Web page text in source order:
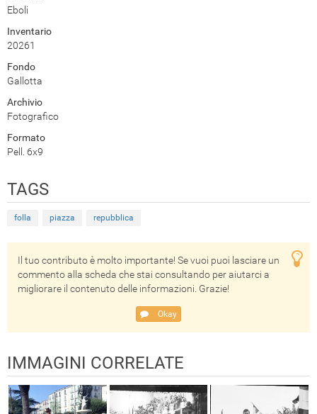
Eboli
Inventario
20261
Fondo
Gallotta
Archivio
Fotografico
Formato
Pell. 6x9
TAGS
folla piazza repubblica
Il tuo contributo è molto importante! Se vuoi puoi lasciare un
commento alla scheda che stai consultando per aiutarci a
migliorare il contenuto delle informazioni. Grazie!
Okay
IMMAGINI CORRELATE